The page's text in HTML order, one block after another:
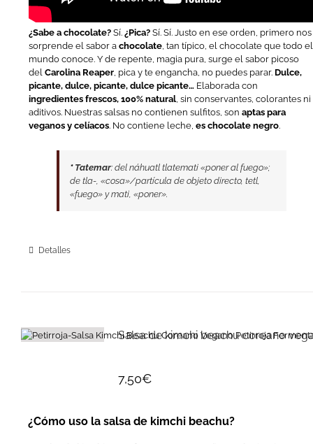
¿Sabe a chocolate? Sí.¿Pica? Sí. Sí. Justo en ese orden, primero nos
sorprende el sabor achocolate, tan típico, el chocolate que todo el
mundo conoce. Y de repente, magia pura, surge el sabor picoso
delCarolina Reaper, pica y te engancha, no puedes parar. Dulce,
picante, dulce, picante, dulce picante… Elaborada con
ingredientes frescos, 100% natural, sin conservantes, colorantes ni
aditivos. Nuestras salsas no contienen sulfitos, sonaptas para
veganos y celíacos. No contiene leche,es chocolate negro.
* Tatemar: del náhuatl tlatemati «poner al fuego»;
de tla-, «cosa»/partícula de objeto directo, tetl,
«fuego» y mati, «poner».
Detalles
Salsa de kimchi beachu coreano
7,50€
¿Cómo uso la salsa de kimchi beachu?